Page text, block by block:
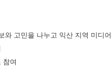
와 고민을 나누고 익산 지역 미디
참여